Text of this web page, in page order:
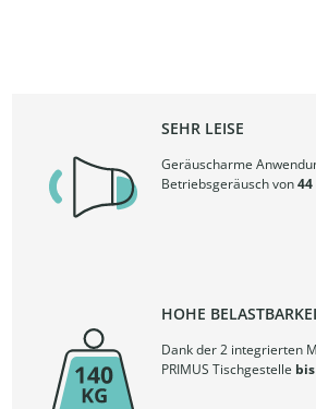
SEHR LEISE
Geräuscharme
Betriebsgeräusch von44
HOHE
Dank der 2 integrierten
PRIMUS Tischgestelle